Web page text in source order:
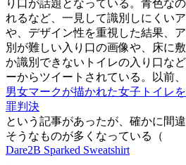
り口が話題となっている。青色な
れるなど、一見して識別しにくい
や、デザイン性を重視した結果、
別が難しい入り口の画像や、床に
か識別できないトイレの入り口な
ーからツイートされている。以前、
男女マークが描かれた女子トイレ
罪判決
という記事があったが、確かに間
そうなものが多くなっている（
Dare2B Sparked Sweatshirt